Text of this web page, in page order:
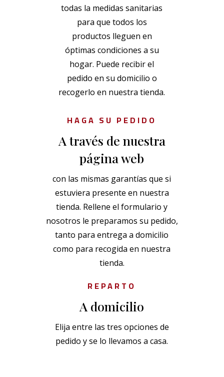
todas la medidas sanitarias
para que todos los
productos lleguen en
óptimas condiciones a su
hogar. Puede recibir el
pedido en su domicilio o
recogerlo en nuestra tienda.
HAGA SU PEDIDO
A través de nuestra
página web
con las mismas garantías que si
estuviera presente en nuestra
tienda. Rellene el formulario y
nosotros le preparamos su pedido,
tanto para entrega a domicilio
como para recogida en nuestra
tienda.
REPARTO
A domicilio
Elija entre las tres opciones de
pedido y se lo llevamos a casa.